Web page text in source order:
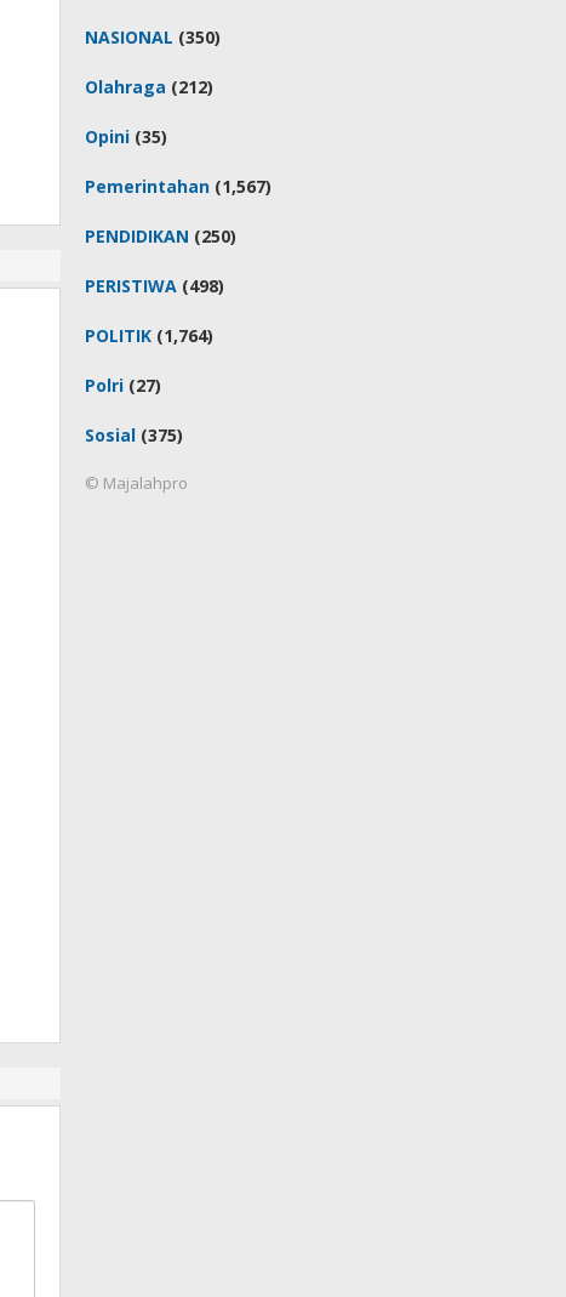
NASIONAL (350)
Olahraga (212)
Opini (35)
Pemerintahan (1,567)
PENDIDIKAN (250)
PERISTIWA (498)
POLITIK (1,764)
Polri (27)
Sosial (375)
© Majalahpro